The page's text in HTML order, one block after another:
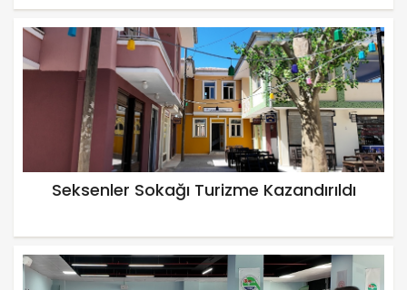
Seksenler Sokağı Turizme Kazandırıldı